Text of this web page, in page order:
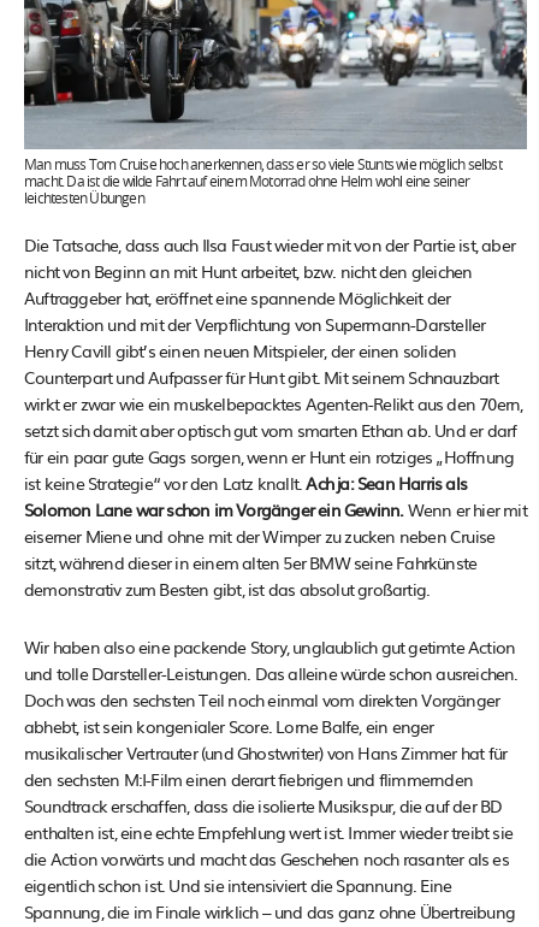
Man muss Tom Cruise hoch anerkennen, dass er so viele Stunts wie möglich selbst
macht. Da ist die wilde Fahrt auf einem Motorrad ohne Helm wohl eine seiner
leichtesten Übungen
Die Tatsache, dass auch Ilsa Faust wieder mit von der Partie ist, aber
nicht von Beginn an mit Hunt arbeitet, bzw. nicht den gleichen
Auftraggeber hat, eröffnet eine spannende Möglichkeit der
Interaktion und mit der Verpflichtung von Supermann-Darsteller
Henry Cavill gibt’s einen neuen Mitspieler, der einen soliden
Counterpart und Aufpasser für Hunt gibt. Mit seinem Schnauzbart
wirkt er zwar wie ein muskelbepacktes Agenten-Relikt aus den 70ern,
setzt sich damit aber optisch gut vom smarten Ethan ab. Und er darf
für ein paar gute Gags sorgen, wenn er Hunt ein rotziges „Hoffnung
ist keine Strategie“ vor den Latz knallt.Ach ja: Sean Harris als
Solomon Lane war schon im Vorgänger ein Gewinn.Wenn er hier mit
eiserner Miene und ohne mit der Wimper zu zucken neben Cruise
sitzt, während dieser in einem alten 5er BMW seine Fahrkünste
demonstrativ zum Besten gibt, ist das absolut großartig.
Wir haben also eine packende Story, unglaublich gut getimte Action
und tolle Darsteller-Leistungen. Das alleine würde schon ausreichen.
Doch was den sechsten Teil noch einmal vom direkten Vorgänger
abhebt, ist sein kongenialer Score. Lorne Balfe, ein enger
musikalischer Vertrauter (und Ghostwriter) von Hans Zimmer hat für
den sechsten M:I-Film einen derart fiebrigen und flimmernden
Soundtrack erschaffen, dass die isolierte Musikspur, die auf der BD
enthalten ist, eine echte Empfehlung wert ist. Immer wieder treibt sie
die Action vorwärts und macht das Geschehen noch rasanter als es
eigentlich schon ist. Und sie intensiviert die Spannung. Eine
Spannung, die im Finale wirklich – und das ganz ohne Übertreibung